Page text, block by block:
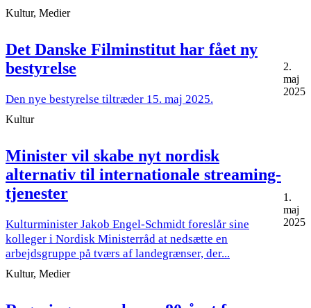
Kultur, Medier
Det Danske Filminstitut har fået ny
bestyrelse
Den nye bestyrelse tiltræder 15. maj 2025.
Kultur
2.
maj
2025
Minister vil skabe nyt nordisk
alternativ til internationale streaming-
tjenester
Kulturminister Jakob Engel-Schmidt foreslår sine
kolleger i Nordisk Ministerråd at nedsætte en
arbejdsgruppe på tværs af landegrænser, der...
Kultur, Medier
1.
maj
2025